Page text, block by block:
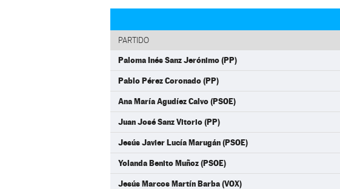
PARTIDO
Paloma Inés Sanz Jerónimo (PP)
Pablo Pérez Coronado (PP)
Ana María Agudíez Calvo (PSOE)
Juan José Sanz Vitorio (PP)
Jesús Javier Lucía Marugán (PSOE)
Yolanda Benito Muñoz (PSOE)
Jesús Marcos Martín Barba (VOX)